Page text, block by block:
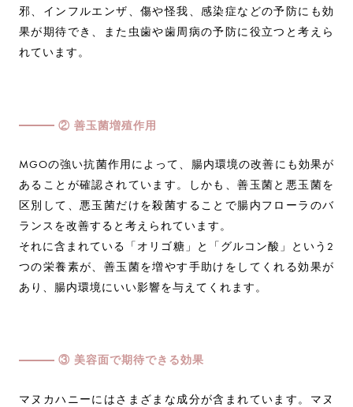
邪、インフルエンザ、傷や怪我、感染症などの予防にも効
果が期待でき、また虫歯や歯周病の予防に役立つと考えら
れています。
② 善玉菌増殖作用
MGOの強い抗菌作用によって、腸内環境の改善にも効果が
あることが確認されています。しかも、善玉菌と悪玉菌を
区別して、悪玉菌だけを殺菌することで腸内フローラのバ
ランスを改善すると考えられています。
それに含まれている「オリゴ糖」と「グルコン酸」という2
つの栄養素が、善玉菌を増やす手助けをしてくれる効果が
あり、腸内環境にいい影響を与えてくれます。
③ 美容面で期待できる効果
マヌカハニーにはさまざまな成分が含まれています。マヌ